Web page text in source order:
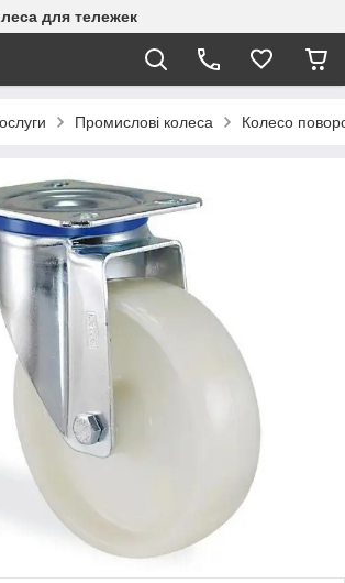
для тележек
Промислові колеса Колесо